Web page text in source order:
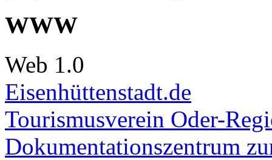
WWW
Web 1.0
Eisenhüttenstadt.de
Tourismusverein Oder-
Dokumentationszentrum